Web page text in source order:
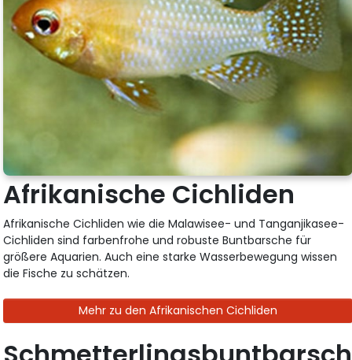
Afrikanische Cichliden
Afrikanische Cichliden wie die Malawisee- und Tanganjikasee-
Cichliden sind farbenfrohe und robuste Buntbarsche für
größere Aquarien. Auch eine starke Wasserbewegung wissen
die Fische zu schätzen.
Mehr zu den Afrikanischen Cichliden